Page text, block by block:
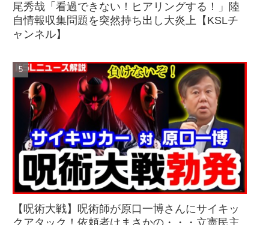
尾秀哉「看過できない！ヒアリングする！」陸
自情報収集問題を突然持ち出し大炎上【KSLチ
ャンネル】
【呪術大戦】呪術師が原口一博さんにサイキッ
クアタック！依頼者はまさかの・・・立憲民主